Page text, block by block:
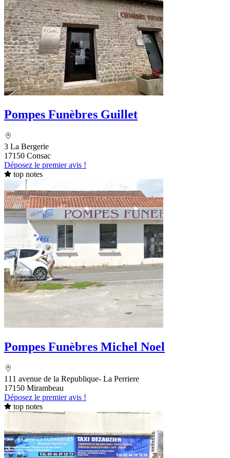
Pompes Funèbres Guillet
3 La Bergerie
17150 Consac
Déposez le premier avis !
top notes
Pompes Funèbres Michel Noel
111 avenue de la Republique- La Perriere
17150 Mirambeau
Déposez le premier avis !
top notes